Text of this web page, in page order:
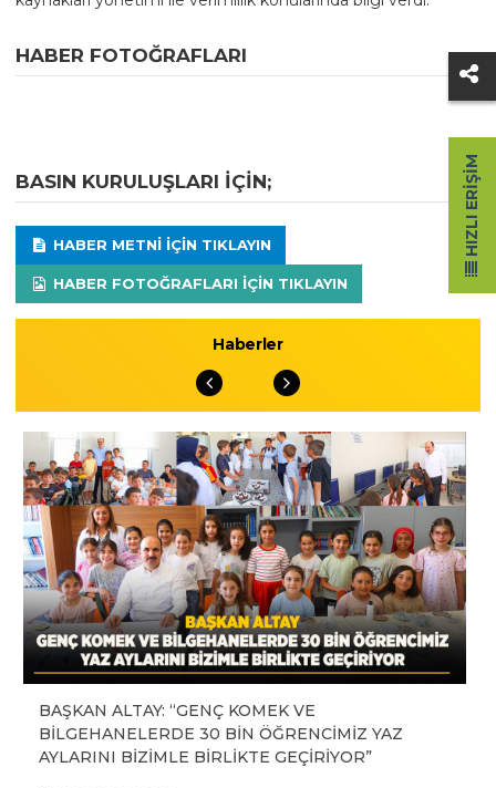
HABER FOTOĞRAFLARI
BASIN KURULUŞLARI IÇIN;
HABER METNI IÇIN TIKLAYIN
HABER FOTOĞRAFLARI IÇIN TIKLAYIN
Haberler
BAŞKAN ALTAY: “GENÇ KOMEK VE
BİLGEHANELERDE 30 BİN ÖĞRENCİMİZ YAZ
AYLARINI BİZİMLE BİRLİKTE GEÇİRİYOR”
HIZLI ERIŞIM